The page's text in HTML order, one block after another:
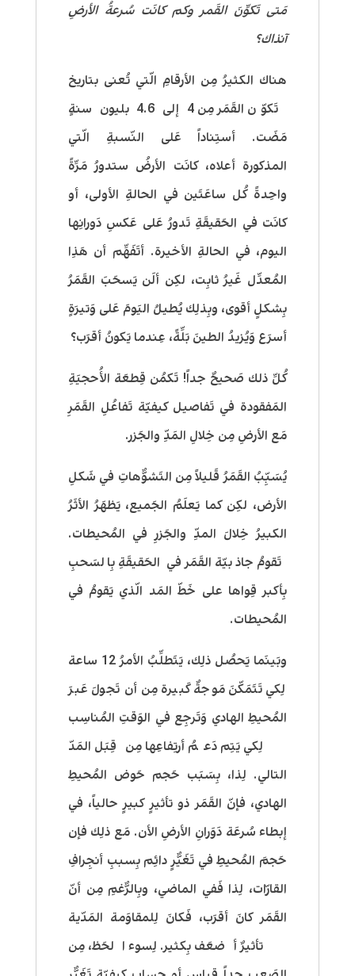
مَتى تَكوَّنَ القَمر وكم كانَت سُرعةُ الأرضِ
آنذاك؟
هناك الكثيرُ مِن الأرقامِ الّتي تُعنى بتاريخ
تَكوّن القَمَر مِن 4 إلى 4.6 بليون سنةٍ
مَضَت. أستِناداً عَلى النّسبةِ الّتي
المذكورة أعلاه، كانَت الأرضُ ستدورُ مَرَّةً
واحِدةً كُل ساعَتَين في الحالةِ الأولى، أو
كانَت في الحَقيقَةِ تَدورُ عَلى عَكسِ دَورانِها
اليوم، في الحالةِ الأخيرة. أتَفَهَّم أن هَذِا
المُعدَّل غَيرُ ثابِت، لكِن ألَن يَسحَبَ القَمَرُ
بِشكلٍ أقوى، وبِذلِك يُطيلُ اليَومَ عَلى وَتيرَةٍ
أسرَع وَيُزيدُ الطينَ بَلَّةً، عِندما يَكونُ أقرَب؟
كُلَّ ذلك صَحيحٌ جداً! تَكمُن قِطعَة الأُحجيَةِ
المَفقودة في تَفاصيل كيفيّة تَفاعُلِ القَمَرِ
مَع الأرضِ مِن خِلالِ المَدِّ والجَزر.
يُسَبِّبُ القَمَرُ قَليلاً مِن التَشوُّهاتِ في شَكلِ
الأرض، لكِن كما يَعلَمُ الجَميع، يَظهَرُ الأثَرُ
الكبيرُ خِلالَ المدِّ والجَزرِ في المُحيطات.
تَقومُ جاذبيّة القَمَر في الحَقيقَةِ بِالسَحبِ
بِأكبر قِواها على خَطّ المَد الّذي يَقومُ في
المُحيطات.
وبَينَما يَحصُل ذلِك، يَتَطلَّبُ الأمرُ 12 ساعة
لِكي تَتَمَكّنَ مَوجةٌ كَبيرة مِن أن تَجولَ عَبرَ
المُحيطِ الهادي وَتَرجِع في الوَقتِ المُناسِب
لِكي يَتِم دَعمُ أرتِفاعِها مِن قِبَل المَدّ
التالي. لِذا، بِسَبَب حَجم حَوض المُحيطِ
الهادي، فإنّ القَمَر ذو تأثيرٍ كبيرٍ حالياً، في
إبطاء سُرعَة دَوَرانِ الأرضِ الأن. مَع ذلِك فإن
حَجمَ المُحيطِ في تَغَيُّرٍ دائِم بِسببِ أنجِرافِ
القارّات، لِذا فَفي الماضي، وبِالرُّغمِ مِن أنّ
القَمَر كانَ أقرَب، فَكانَ لِلمقاوَمة المَدّية
تأثيرٌ أضعَف بِكثير. لِسوء الحَظ، مِن